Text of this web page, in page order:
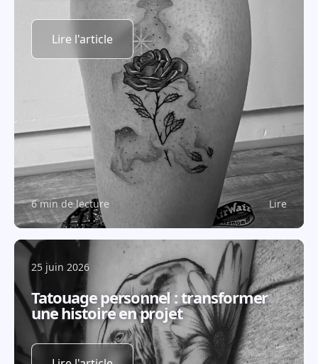
Lire l'article
6 min de lecture Lire
25 juin 2026
Tatouage personnel : transformer
une histoire en projet